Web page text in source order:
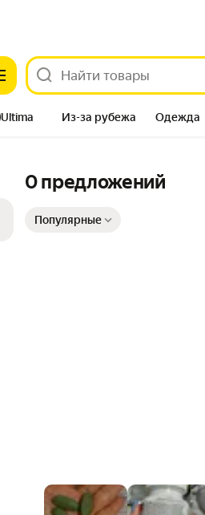
Ultima Из-за рубежа Одежда
0 предложений
Популярные